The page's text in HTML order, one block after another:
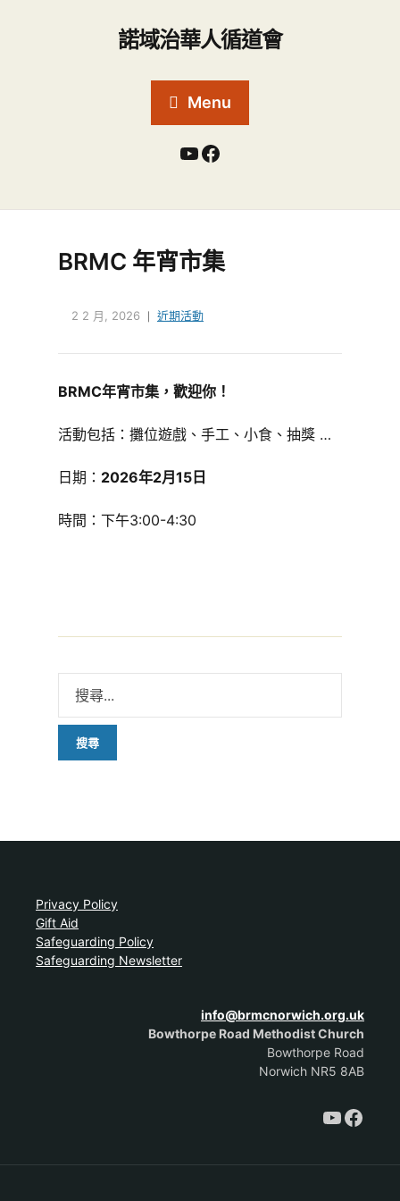
諾域治華人循道會
Menu
BRMC 年宵市集
2 2 月, 2026 近期活動
BRMC年宵市集， 歡迎你！
活動包括：攤位遊戲、手工、小食、抽獎 …
日期： 2026年2月15日
時間：下午3:00-4:30
Privacy Policy
Gift Aid
Safeguarding Policy
Safeguarding Newsletter
info@brmcnorwich.org.uk
Bowthorpe Road Methodist Church
Bowthorpe Road
Norwich NR5 8AB